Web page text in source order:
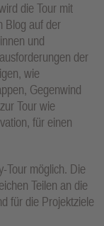
die Tour mit
Blog auf der
und
der
wie
Gegenwind
Tour wie
für einen
Tour möglich. Die
Teilen an die
für die Projektziele